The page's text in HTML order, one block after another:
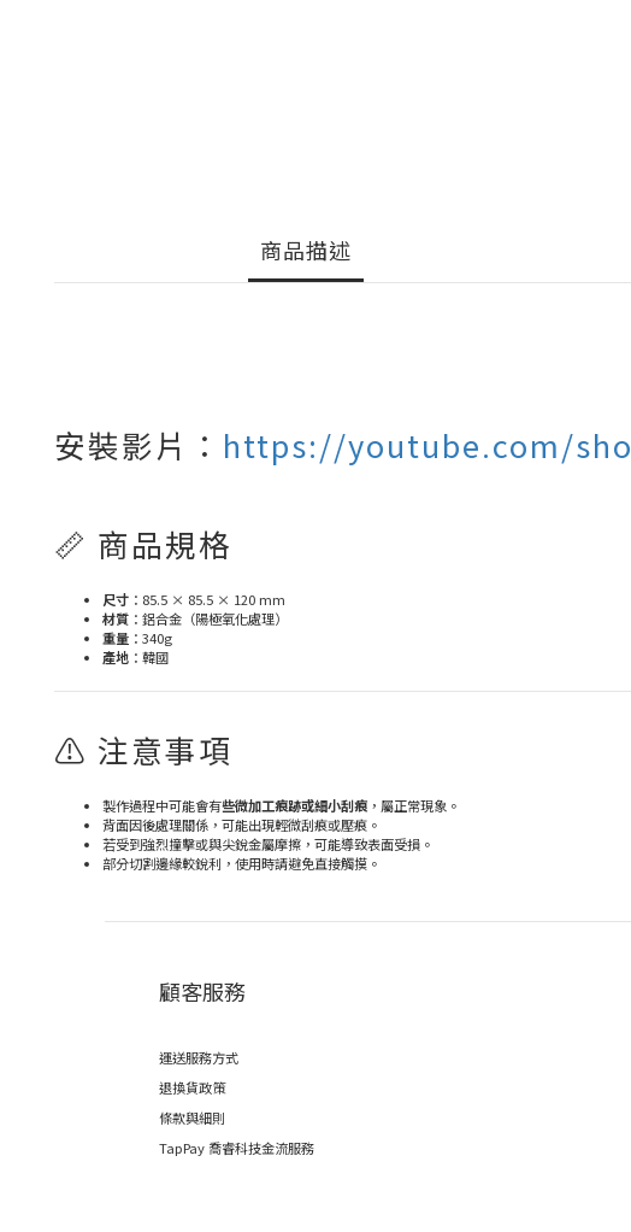
商品描述
安裝影片： https://youtube.com/
📏 商品規格
尺寸 ：85.5 × 85.5 × 120 mm
材質 ：鋁合金（陽極氧化處理）
重量 ：340g
產地 ：韓國
⚠️ 注意事項
製作過程中可能會有些微加工痕跡或細小刮痕 ，屬正常現象。
背面因後處理關係，可能出現輕微刮痕或壓痕。
若受到強烈撞擊或與尖銳金屬摩擦，可能導致表面受損。
部分切割邊緣較銳利，使用時請避免直接觸摸。
顧客服務
運送服務方式
退換貨政策
條款與細則
TapPay 喬睿科技金流服務